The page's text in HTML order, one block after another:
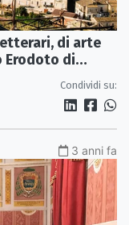
di arte
Erodoto di
Condividi su:
3 anni fa